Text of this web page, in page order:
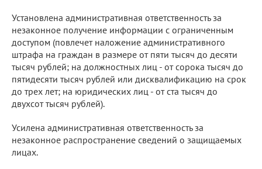
Установлена административная ответственность за
незаконное получение информации с ограниченным
доступом (повлечет наложение административного
штрафа на граждан в размере от пяти тысяч до десяти
тысяч рублей; на должностных лиц - от сорока тысяч до
пятидесяти тысяч рублей или дисквалификацию на срок
до трех лет; на юридических лиц - от ста тысяч до
двухсот тысяч рублей).
Усилена административная ответственность за
незаконное распространение сведений о защищаемых
лицах.